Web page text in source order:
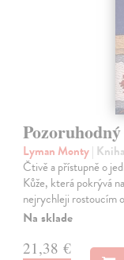
Lyman Monty| Kniha
Čtivě a přístupně o
Kůže, která pokrývá
nejrychleji rostoucím
Na sklade
21,38 €